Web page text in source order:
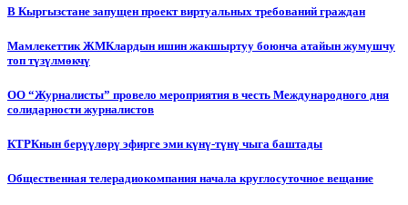
В Кыргызстане запущен проект виртуальных требований граждан
Мамлекеттик ЖМКлардын ишин жакшыртуу боюнча атайын жумушчу
топ түзүлмөкчү
ОО “Журналисты” провело мероприятия в честь Международного дня
солидарности журналистов
КТРКнын берүүлөрү эфирге эми күнү-түнү чыга баштады
Общественная телерадиокомпания начала круглосуточное вещание